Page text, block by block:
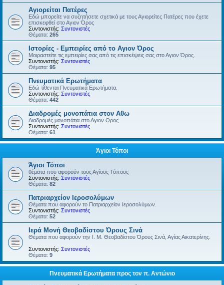
Αγιορείται Πατέρες
Εδώ μπορείτε να συζητήσετε σχετικά με τους Αγιορείτες Πατέρες που έχετε
επισκεφθεί στο Αγιον Όρος
Συντονιστής: Συντονιστές
Θέματα: 265
Ιστορίες - Εμπειρίες από το Αγιον Όρος
Μοιραστείτε τις εμπειρίες σας από τις επισκέψεις σας στο Αγιον Όρος.
Συντονιστής: Συντονιστές
Θέματα: 95
Πνευματικά Ερωτήματα
Εδώ τίθενται Πνευματικά Ερωτήματα.
Συντονιστής: Συντονιστές
Θέματα: 442
Διαδρομές μονοπάτια στον Αθω
Διαδρομές μονοπάτια στο Αγιον Ορος
Συντονιστής: Συντονιστές
Θέματα: 61
Άγιοι Τόποι
Άγιοι Τόποι
θέματα που αφορούν τους Αγίους Τόπους
Συντονιστής: Συντονιστές
Θέματα: 82
Πατριαρχείον Ιεροσολύμων
Θέματα που αφορούν το Πατριαρχείον Ιεροσολύμων.
Συντονιστής: Συντονιστές
Θέματα: 52
Ιερά Μονή Θεοβαδίστου Όρους Σινά
Θέματα που αφορούν την Ι. Μ. Θεοβαδίστου Όρους Σινά, Αγίας Αικατερίνης.
Συντονιστής: Συντονιστές
Θέματα: 9
Πνευματικά Ερωτήματα προς τον π. Αντώνιο